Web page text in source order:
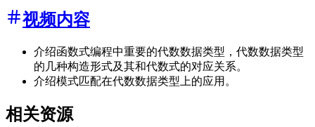
视频内容
介绍函数式编程中重要的代数数据类型，代数数据类型
的几种构造形式及其和代数式的对应关系。
介绍模式匹配在代数数据类型上的应用。
相关资源